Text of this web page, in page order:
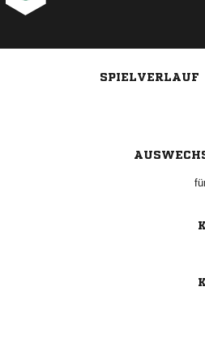
SPIELVERLAUF